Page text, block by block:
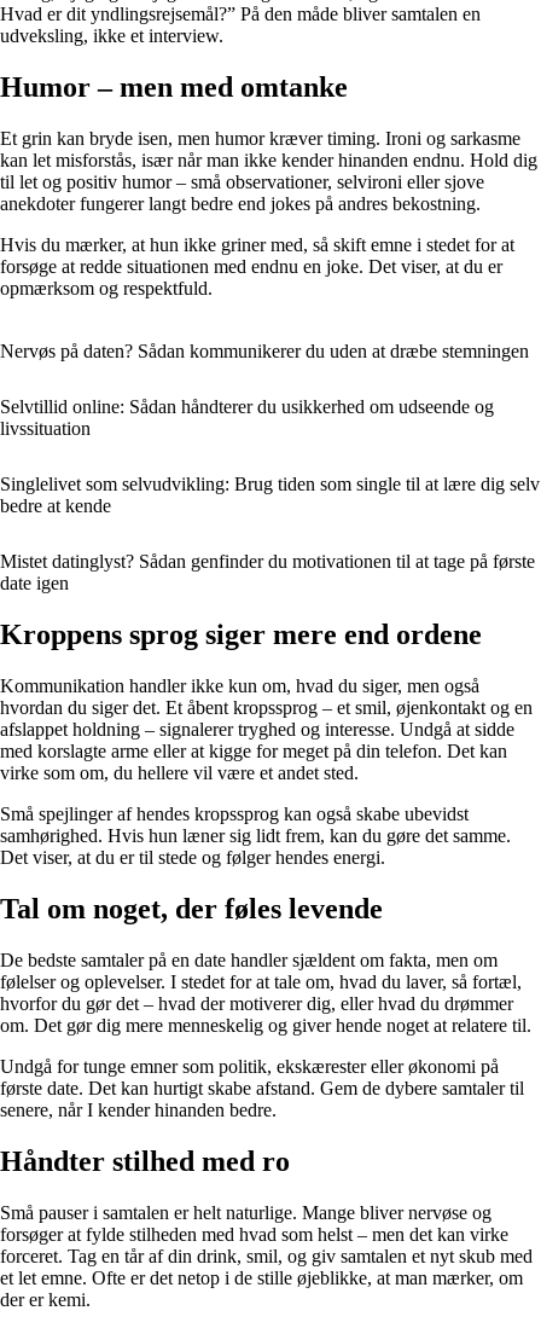
Hvad er dit yndlingsrejsemål?” På den måde bliver samtalen en
udveksling, ikke et interview.
Humor – men med omtanke
Et grin kan bryde isen, men humor kræver timing. Ironi og sarkasme
kan let misforstås, især når man ikke kender hinanden endnu. Hold dig
til let og positiv humor – små observationer, selvironi eller sjove
anekdoter fungerer langt bedre end jokes på andres bekostning.
Hvis du mærker, at hun ikke griner med, så skift emne i stedet for at
forsøge at redde situationen med endnu en joke. Det viser, at du er
opmærksom og respektfuld.
Nervøs på daten? Sådan kommunikerer du uden at dræbe stemningen
Selvtillid online: Sådan håndterer du usikkerhed om udseende og
livssituation
Singlelivet som selvudvikling: Brug tiden som single til at lære dig selv
bedre at kende
Mistet datinglyst? Sådan genfinder du motivationen til at tage på første
date igen
Kroppens sprog siger mere end ordene
Kommunikation handler ikke kun om, hvad du siger, men også
hvordan du siger det. Et åbent kropssprog – et smil, øjenkontakt og en
afslappet holdning – signalerer tryghed og interesse. Undgå at sidde
med korslagte arme eller at kigge for meget på din telefon. Det kan
virke som om, du hellere vil være et andet sted.
Små spejlinger af hendes kropssprog kan også skabe ubevidst
samhørighed. Hvis hun læner sig lidt frem, kan du gøre det samme.
Det viser, at du er til stede og følger hendes energi.
Tal om noget, der føles levende
De bedste samtaler på en date handler sjældent om fakta, men om
følelser og oplevelser. I stedet for at tale om, hvad du laver, så fortæl,
hvorfor du gør det – hvad der motiverer dig, eller hvad du drømmer
om. Det gør dig mere menneskelig og giver hende noget at relatere til.
Undgå for tunge emner som politik, ekskærester eller økonomi på
første date. Det kan hurtigt skabe afstand. Gem de dybere samtaler til
senere, når I kender hinanden bedre.
Håndter stilhed med ro
Små pauser i samtalen er helt naturlige. Mange bliver nervøse og
forsøger at fylde stilheden med hvad som helst – men det kan virke
forceret. Tag en tår af din drink, smil, og giv samtalen et nyt skub med
et let emne. Ofte er det netop i de stille øjeblikke, at man mærker, om
der er kemi.